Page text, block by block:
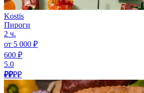
Kostis
Пироги
2 ч.
от 5 000 ₽
600 ₽
5.0
₽₽₽₽